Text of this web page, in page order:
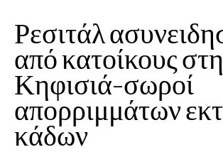
Ρεσιτάλ
από κατοίκους
Κηφισιά-σωροί
απορριμμάτων
κάδων